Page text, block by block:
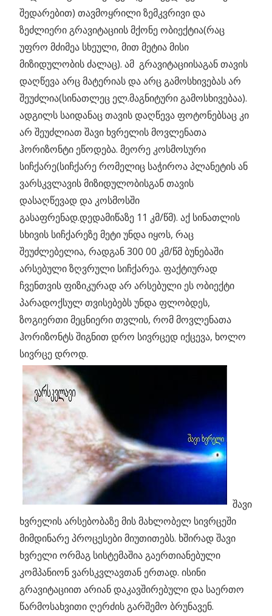
შედარებით) თავმოყრილი ზემკვრივი და
ზეძლიერი გრავიტაციის მქონე ობიექტია(რაც
უფრო მძიმეა სხეული, მით მეტია მისი
მიზიდულობის ძალაც). ამ გრავიტაციისაგან თავის
დაღწევა არც მატერიას და არც გამოსხივებას არ
შეუძლია(სინათლეც ელ.მაგნიტური გამოსხივებაა).
ადგილს საიდანაც თავის დაღწევა ფოტონებსაც კი
არ შეუძლიათ შავი ხვრელის მოვლენათა
ჰორიზონტი ეწოდება. მეორე კოსმოსური
სიჩქარე(სიჩქარე რომელიც საჭიროა პლანეტის ან
ვარსკვლავის მიზიდულობისგან თავის
დასაღწევად და კოსმოსში
გასაფრენად.დედამიწაზე 11 კმ/წმ). აქ სინათლის
სხივის სიჩქარეზე მეტი უნდა იყოს, რაც
შეუძლებელია, რადგან 300 00 კმ/წმ ბუნებაში
არსებული ზღვრული სიჩქარეა. ფაქტიურად
ჩვენთვის ფიზიკურად არ არსებული ეს ობიექტი
პარადოქსულ თვისებებს უნდა ფლობდეს,
ზოგიერთი მეცნიერი თვლის, რომ მოვლენათა
ჰორიზონტს შიგნით დრო სივრცედ იქცევა, ხოლო
სივრცე დროდ.
შავი
ხვრელის არსებობაზე მის მახლობელ სივრცეში
მიმდინარე პროცესები მიუთითებს. ხშირად შავი
ხვრელი ორმაგ სისტემაშია გაერთიანებული
კომპანიონ ვარსკვლავთან ერთად. ისინი
გრავიტაციით არიან დაკავშირებული და საერთო
წარმოსახვითი ღერძის გარშემო ბრუნავენ.